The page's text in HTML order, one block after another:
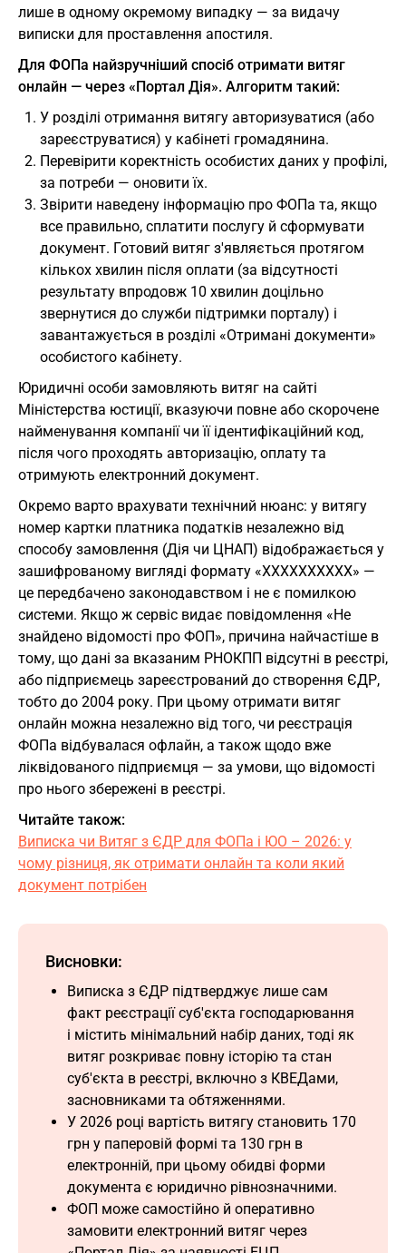
лише в одному окремому випадку — за видачу
виписки для проставлення апостиля.
Для ФОПа найзручніший спосіб отримати витяг
онлайн — через «Портал Дія». Алгоритм такий:
У розділі отримання витягу авторизуватися (або
зареєструватися) у кабінеті громадянина.
Перевірити коректність особистих даних у профілі,
за потреби — оновити їх.
Звірити наведену інформацію про ФОПа та, якщо
все правильно, сплатити послугу й сформувати
документ. Готовий витяг з'являється протягом
кількох хвилин після оплати (за відсутності
результату впродовж 10 хвилин доцільно
звернутися до служби підтримки порталу) і
завантажується в розділі «Отримані документи»
особистого кабінету.
Юридичні особи замовляють витяг на сайті
Міністерства юстиції, вказуючи повне або скорочене
найменування компанії чи її ідентифікаційний код,
після чого проходять авторизацію, оплату та
отримують електронний документ.
Окремо варто врахувати технічний нюанс: у витягу
номер картки платника податків незалежно від
способу замовлення (Дія чи ЦНАП) відображається у
зашифрованому вигляді формату «ХХХХХХХХХХ» —
це передбачено законодавством і не є помилкою
системи. Якщо ж сервіс видає повідомлення «Не
знайдено відомості про ФОП», причина найчастіше в
тому, що дані за вказаним РНОКПП відсутні в реєстрі,
або підприємець зареєстрований до створення ЄДР,
тобто до 2004 року. При цьому отримати витяг
онлайн можна незалежно від того, чи реєстрація
ФОПа відбувалася офлайн, а також щодо вже
ліквідованого підприємця — за умови, що відомості
про нього збережені в реєстрі.
Читайте також:
Виписка чи Витяг з ЄДР для ФОПа і ЮО – 2026: у
чому різниця, як отримати онлайн та коли який
документ потрібен
Висновки:
Виписка з ЄДР підтверджує лише сам
факт реєстрації суб'єкта господарювання
і містить мінімальний набір даних, тоді як
витяг розкриває повну історію та стан
суб'єкта в реєстрі, включно з КВЕДами,
засновниками та обтяженнями.
У 2026 році вартість витягу становить 170
грн у паперовій формі та 130 грн в
електронній, при цьому обидві форми
документа є юридично рівнозначними.
ФОП може самостійно й оперативно
замовити електронний витяг через